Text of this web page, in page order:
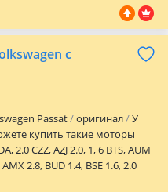
1.8/2.0 DSG7 1.8 GOLF4 1.6/2.0
При установке на нашем
получаете: 1. МАСЛО 1.
2. АДАПТАЦИЯ
АНТИФРИЗ За
на все ваши вопросы и
по наличию и
с
Passat оригинал
У
купить такие моторы
2.0 CZZ, AZJ 2.0, 1, 6 BTS, AUM
2.8, BUD 1.4, BSE 1.6, 2.0
3.0 ASN, 2.0 Turbo BWA, 2.0